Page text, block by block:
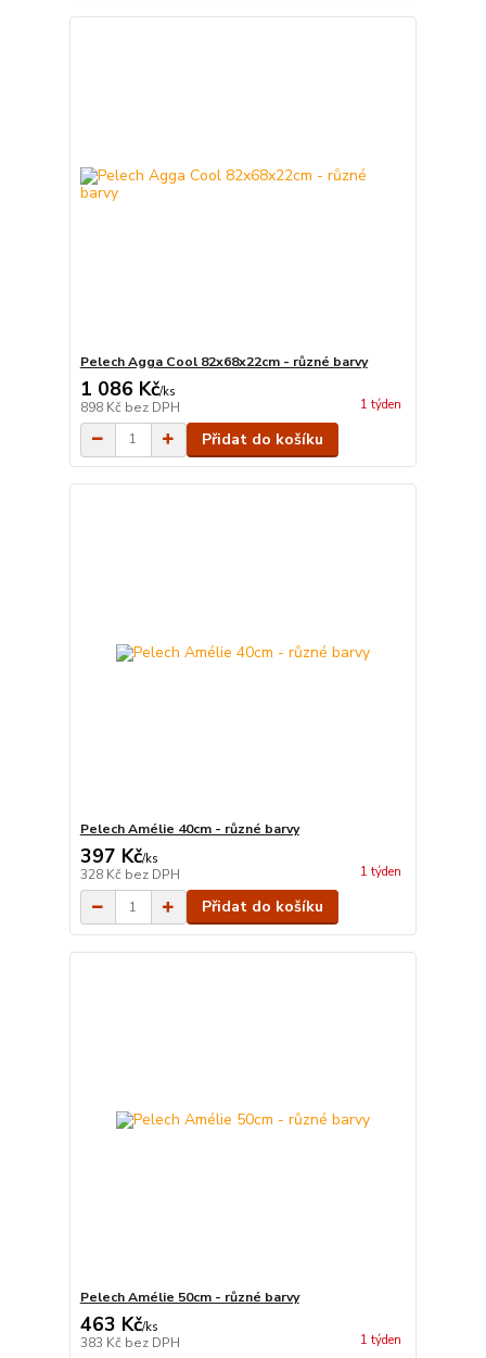
Pelech Agga Cool 82x68x22cm - různé barvy
1 086 Kč/ks
898 Kč bez DPH 1 týden
Přidat do košíku
Pelech Amélie 40cm - různé barvy
397 Kč/ks
328 Kč bez DPH 1 týden
Přidat do košíku
Pelech Amélie 50cm - různé barvy
463 Kč/ks
383 Kč bez DPH 1 týden